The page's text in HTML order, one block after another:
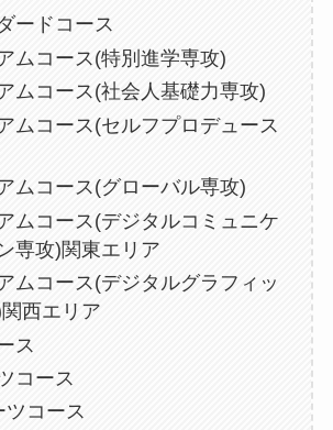
ードコース
ムコース(特別進学専攻)
ムコース(社会人基礎力専攻)
ムコース(セルフプロデュース
ムコース(グローバル専攻)
ムコース(デジタルコミュニケ
専攻)関東エリア
ムコース(デジタルグラフィッ
西エリア
ス
コース
ツコース